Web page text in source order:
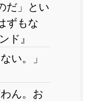
だ」とい
ずもな
ド』
い。」
ん。お